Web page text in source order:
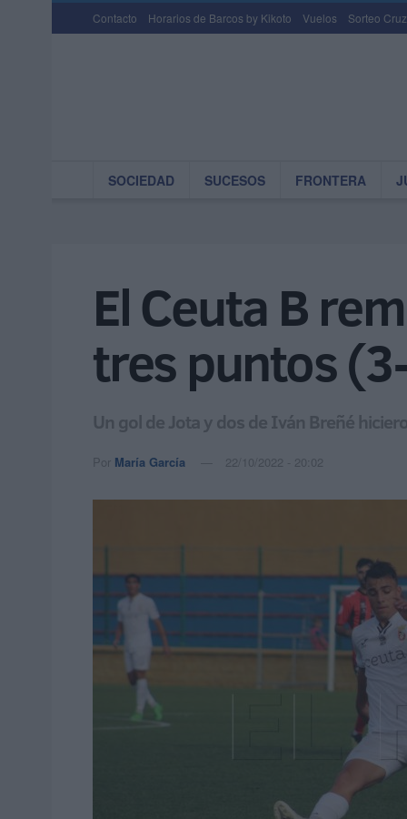
Contacto Horarios de Barcos by Kikoto Vuelos Sorteo
SOCIEDAD SUCESOS FRONTERA
El Ceuta B
tres puntos
Un gol de Jota y dos de Iván Breñé
Por María García 22/10/2022 - 20:02